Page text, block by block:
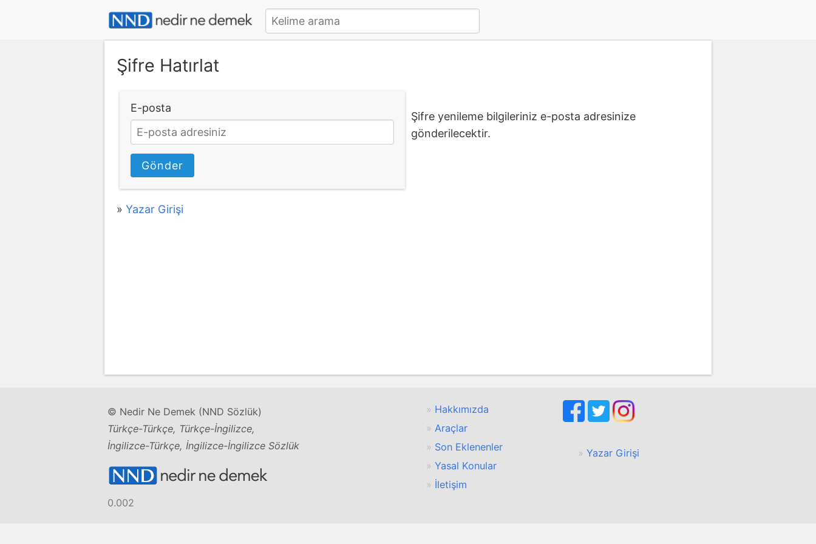
Şifre Hatırlat
E-posta
Gönder
Şifre yenileme bilgileriniz e-posta adresinize
gönderilecektir.
» Yazar Girişi
© Nedir Ne Demek (NND Sözlük)
Türkçe-Türkçe, Türkçe-İngilizce,
İngilizce-Türkçe, İngilizce-İngilizce Sözlük
0.002
Hakkımızda
Araçlar
Son Eklenenler
Yasal Konular
İletişim
Yazar Girişi